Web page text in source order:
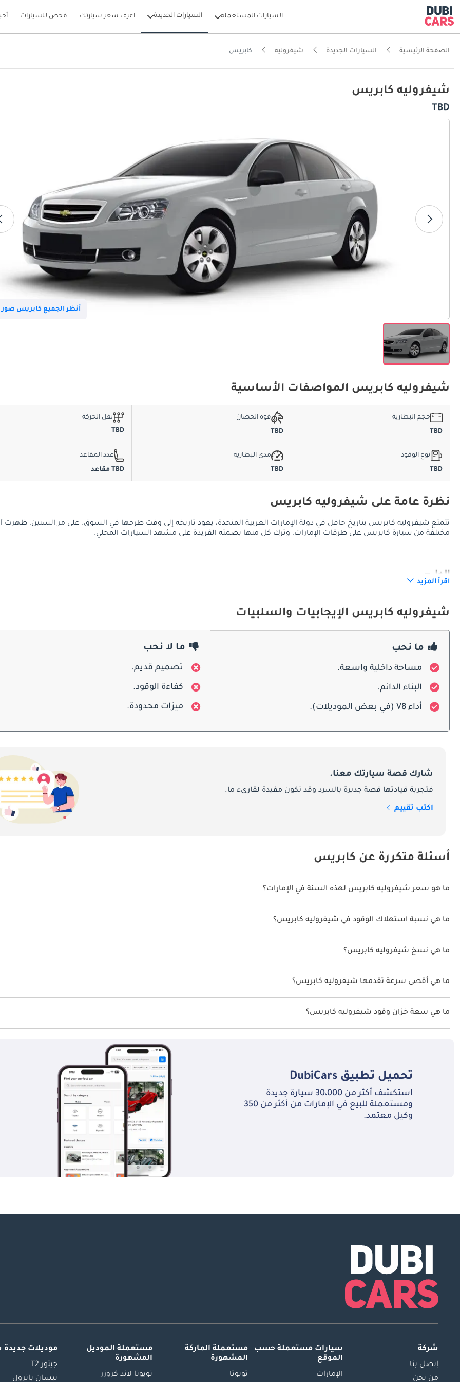
السيارات المستعملة السيارات الجديدة اعرف سعر سيارتك فحص للسيارات
الصفحة الرئيسية السيارات الجديدة شيفروليه كابريس
شيفروليه كابريس
TBD
أنظر الجميع كابريس صور
شيفروليه كابريس المواصفات الأساسية
حجم البطارية
TBD
قوة الحصان
TBD
نقل الحركة
TBD
نوع الوقود
TBD
مدى البطارية
TBD
عدد المقاعد
TBD مقاعد
نظرة عامة على شيفروليه كابريس
تتمتع شيفروليه كابريس بتاريخ حافل في دولة الإمارات العربية المتحدة، يعود تاريخه إلى وقت طرحها في السوق. على مر السنين، ظهرت
مختلفة من سيارة كابريس على طرقات الإمارات، وترك كل منها بصمته الفريدة على مشهد السيارات المحلي.
الخارج
الداخلية
الشيخ زايد أو التعامل مع التضاريس المتنوعة في دولة الإمارات العربية المتحدة، فقد حققت محركات كابريس توقعات الأداء.
صيانة
الاعتبار سهولة الصيانة، مما يبسط مهام الخدمة الروتينية.
المنافسين
اقرأ المزيد
شيفروليه كابريس الإيجابيات والسلبيات
ما نحب
مساحة داخلية واسعة.
البناء الدائم.
أداء V8 (في بعض الموديلات).
ما لا نحب
تصميم قديم.
كفاءة الوقود.
ميزات محدودة.
شارك قصة سيارتك معنا.
فتجربة قيادتها قصة جديرة بالسرد وقد تكون مفيدة لقارىء ما.
اكتب تقييم
أسئلة متكررة عن كابريس
ما هو سعر شيفروليه كابريس لهذه السنة في الإمارات؟
شيفروليه كابريس لهذه السنة في الإمارات هو TBD.
ما هي نسبة استهلاك الوقود في شيفروليه كابريس؟
اقترحت الشركة المصنعة أن تكون نسبة توفير استهلاك الوقود لسيارة شيفروليه كابريس هو TBD.
ما هي نسخ شيفروليه كابريس؟
نسخ شيفروليه كابريس هي .
ما هي أقصى سرعة تقدمها شيفروليه كابريس؟
السرعة القصوى شيفروليه كابريس هي TBD.
ما هي سعة خزان وقود شيفروليه كابريس؟
تبلغ سعة خزان الوقود في شيفروليه كابريس TBD.
تحميل تطبيق DubiCars
استكشف أكثر من 30،000 سيارة جديدة
ومستعملة للبيع في الإمارات من أكثر من 350
وكيل معتمد.
شركة
إتصل بنا
من نحن
سيارات مستعملة حسب
الموقع
الإمارات
مستعملة الماركة
المشهورة
تويوتا
مستعملة الموديل
المشهورة
تويوتا لاند كروزر
موديلات
جيتور T2
نيسان باترول